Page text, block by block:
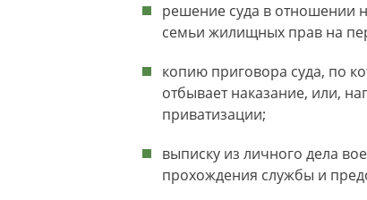
решение суда в отношении
семьи жилищных прав на
копию приговора суда, по
отбывает наказание, или,
приватизации;
выписку из личного дела
прохождения службы и